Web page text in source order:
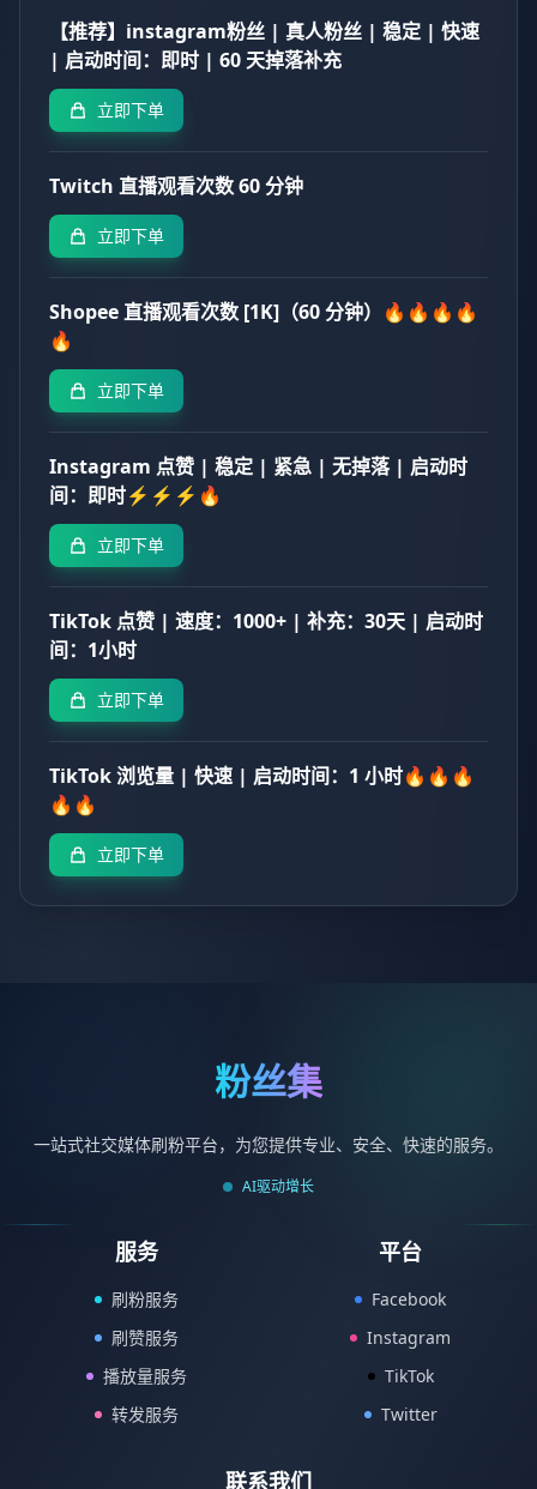
【推荐】instagram粉丝 | 真人粉丝 | 稳定 | 快速
| 启动时间：即时 | 60 天掉落补充
立即下单
Twitch 直播观看次数 60 分钟
立即下单
Shopee 直播观看次数 [1K]（60 分钟）🔥🔥🔥🔥
🔥
立即下单
Instagram 点赞 | 稳定 | 紧急 | 无掉落 | 启动时
间：即时⚡⚡⚡🔥
立即下单
TikTok 点赞 | 速度：1000+ | 补充：30天 | 启动时
间：1小时
立即下单
TikTok 浏览量 | 快速 | 启动时间：1 小时🔥🔥🔥
🔥🔥
立即下单
粉丝集
一站式社交媒体刷粉平台，为您提供专业、安全、快速的服务。
AI驱动增长
服务
刷粉服务
刷赞服务
播放量服务
转发服务
平台
Facebook
Instagram
TikTok
Twitter
联系我们